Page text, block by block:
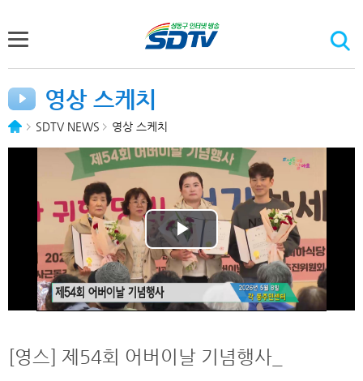
영상 스케치
SDTV NEWS 영상 스케치
P
l
a
y
[영스] 제54회 어버이날 기념행사_